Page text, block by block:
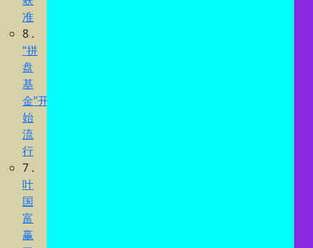
准
8 .
“拼
盘
基
金”开
始
流
行
7 .
叶
国
富
赢